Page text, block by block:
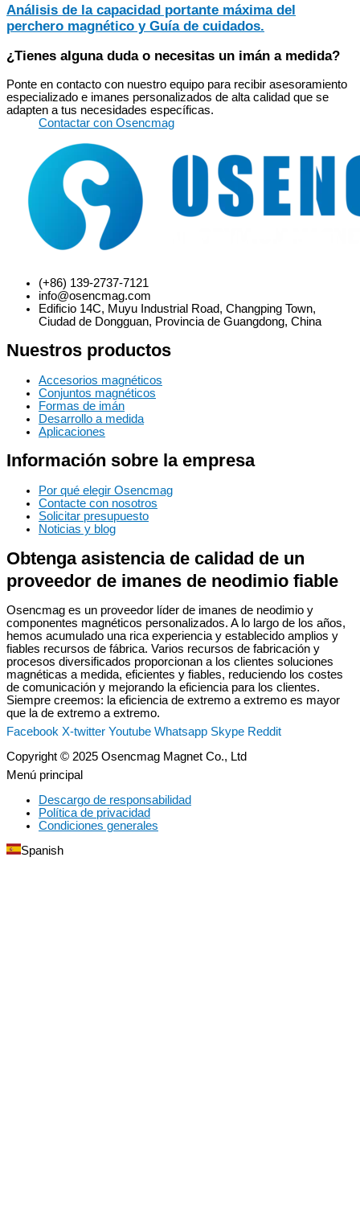
Análisis de la capacidad portante máxima del
perchero magnético y Guía de cuidados.
¿Tienes alguna duda o necesitas un imán a medida?
Ponte en contacto con nuestro equipo para recibir asesoramiento
especializado e imanes personalizados de alta calidad que se
adapten a tus necesidades específicas.
Contactar con Osencmag
(+86) 139-2737-7121
info@osencmag.com
Edificio 14C, Muyu Industrial Road, Changping Town,
Ciudad de Dongguan, Provincia de Guangdong, China
Nuestros productos
Accesorios magnéticos
Conjuntos magnéticos
Formas de imán
Desarrollo a medida
Aplicaciones
Información sobre la empresa
Por qué elegir Osencmag
Contacte con nosotros
Solicitar presupuesto
Noticias y blog
Obtenga asistencia de calidad de un
proveedor de imanes de neodimio fiable
Osencmag es un proveedor líder de imanes de neodimio y
componentes magnéticos personalizados. A lo largo de los años,
hemos acumulado una rica experiencia y establecido amplios y
fiables recursos de fábrica. Varios recursos de fabricación y
procesos diversificados proporcionan a los clientes soluciones
magnéticas a medida, eficientes y fiables, reduciendo los costes
de comunicación y mejorando la eficiencia para los clientes.
Siempre creemos: la eficiencia de extremo a extremo es mayor
que la de extremo a extremo.
Facebook X-twitter Youtube Whatsapp Skype Reddit
Copyright © 2025 Osencmag Magnet Co., Ltd
Menú principal
Descargo de responsabilidad
Política de privacidad
Condiciones generales
Spanish